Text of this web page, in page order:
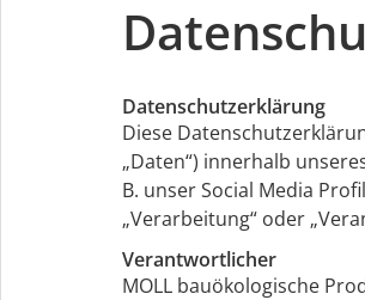
Datenschutzerklärung
Diese
„Daten“) innerhalb
B. unser Social Media
„Verarbeitung“ oder
Verantwortlicher
MOLL bauökologische